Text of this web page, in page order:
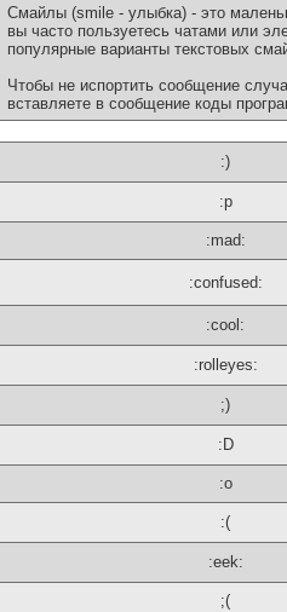
Смайлы (smile - улыбка) - это
вы часто пользуетесь чатами или
популярные варианты текстовых
Чтобы не испортить сообщение
вставляете в сообщение коды
:)
:p
:mad:
:confused:
:cool:
:rolleyes:
;)
:D
:o
:(
:eek:
;(